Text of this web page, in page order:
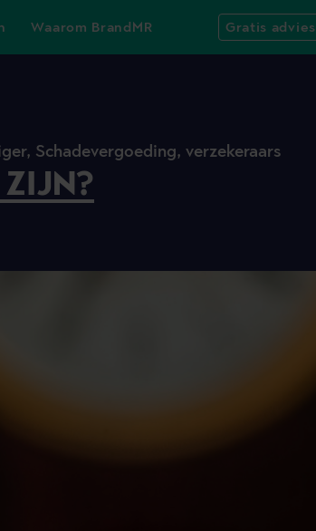
Waarom BrandMR Gratis advies
Schadevergoeding,verzekeraars
ZIJN?